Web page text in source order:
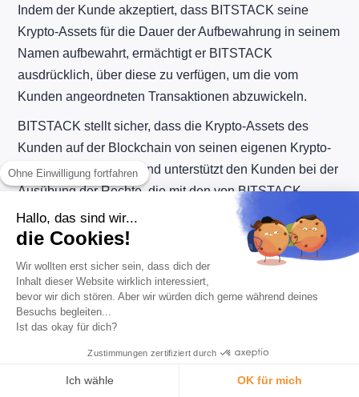
Ohne Einwilligung fortfahren
Hallo, das sind wir...
die Cookies!
Wir wollten erst sicher sein, dass dich der
Inhalt dieser Website wirklich interessiert,
bevor wir dich stören. Aber wir würden dich gerne während deines
Besuchs begleiten...
Ist das okay für dich?
Zustimmungen zertifiziert durch
Ich wähle OK für mich
Indem der Kunde akzeptiert, dass BITSTACK seine
Krypto-Assets für die Dauer der Aufbewahrung in seinem
Namen aufbewahrt, ermächtigt er BITSTACK
ausdrücklich, über diese zu verfügen, um die vom
Kunden angeordneten Transaktionen abzuwickeln.
BITSTACK stellt sicher, dass die Krypto-Assets des
Kunden auf der Blockchain von seinen eigenen Krypto-
Assets getrennt sind, und unterstützt den Kunden bei der
Ausübung der Rechte, die mit den von BITSTACK
verwahrten Krypto-Assets verbunden sind.
BITSTACK wird die Krypto-Assets des Kunden und die
damit verbundenen Rechte ohne seine ausdrückliche
Zustimmung nicht nutzen, mit Ausnahme ihrer
Handhabung im Rahmen einer von ihm angeordneten
Transaktion und ihrer Aufbewahrung im Rahmen der
BITSTACK gewährleistet die Aufbewahrung der